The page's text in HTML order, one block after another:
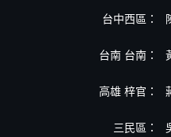
台中西區：
台南 台南：
高雄 梓官：
三民區：